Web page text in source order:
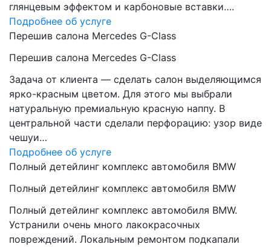
глянцевым эффектом и карбоновые вставки….
Подробнее об услуге
Перешив салона Mercedes G-Class
Перешив салона Mercedes G-Class
Задача от клиента — сделать салон выделяющимся
ярко-красным цветом. Для этого мы выбрали
натуральную премиальную красную наппу. В
центральной части сделали перфорацию: узор виде
чешуи…
Подробнее об услуге
Полный детейлинг комплекс автомобиля BMW
Полный детейлинг комплекс автомобиля BMW
Полный детейлинг комплекс автомобиля BMW.
Устранили очень много лакокрасочных
повреждений. Локальным ремонтом подкапали